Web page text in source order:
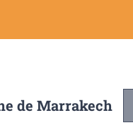
de Marrakech